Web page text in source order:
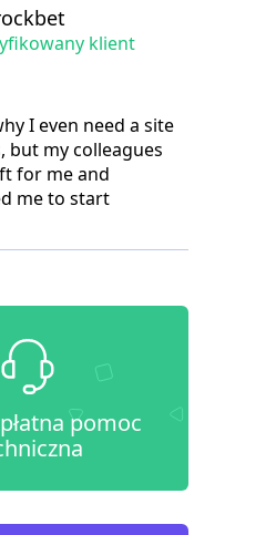
klient
I even need a site
but my colleagues
for me and
me to start
pomoc